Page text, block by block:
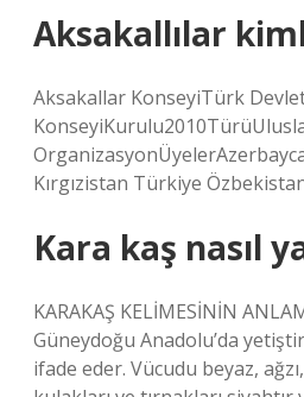
Aksakallılar
Aksakallar KonseyiTürk
Kırgızistan Türkiye
Kara kaş nasıl
KARAKAŞ KELİMESİNİN
Güneydoğu Anadolu’da
ifade eder. Vücudu beyaz,